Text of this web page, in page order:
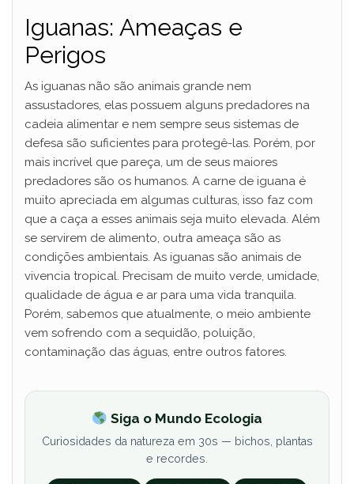
Iguanas: Ameaças e
Perigos
As iguanas não são animais grande nem
assustadores, elas possuem alguns predadores na
cadeia alimentar e nem sempre seus sistemas de
defesa são suficientes para protegê-las. Porém, por
mais incrível que pareça, um de seus maiores
predadores são os humanos. A carne de iguana é
muito apreciada em algumas culturas, isso faz com
que a caça a esses animais seja muito elevada. Além
se servirem de alimento, outra ameaça são as
condições ambientais. As iguanas são animais de
vivencia tropical. Precisam de muito verde, umidade,
qualidade de água e ar para uma vida tranquila.
Porém, sabemos que atualmente, o meio ambiente
vem sofrendo com a sequidão, poluição,
contaminação das águas, entre outros fatores.
Siga o Mundo Ecologia
Curiosidades da natureza em 30s — bichos, plantas
e recordes.